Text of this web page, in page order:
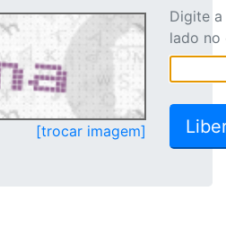
[trocar imagem]
Digite
lado no